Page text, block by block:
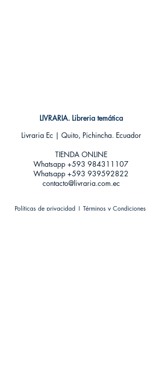
LIVRARIA. Libreria temática
Livraria Ec | Quito, Pichincha. Ecuador
TIENDA ONLINE​
Whatsapp +593 984311107
Whatsapp +593 939592822
contacto@livraria.com.ec
Políticas de privacidad | Términos y Condiciones